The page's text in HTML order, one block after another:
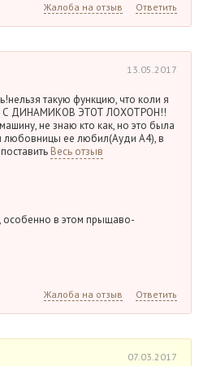
Жалоба на отзыв Ответить
13.05.2017
такую функцию, что коли я
С ДИНАМИКОВ ЭТОТ ЛОХОТРОН!!
не знаю кто как, но это была
ее любил(Ауди А4), в
Весь отзыв
особенно в этом прыщаво-
Жалоба на отзыв Ответить
07.03.2017